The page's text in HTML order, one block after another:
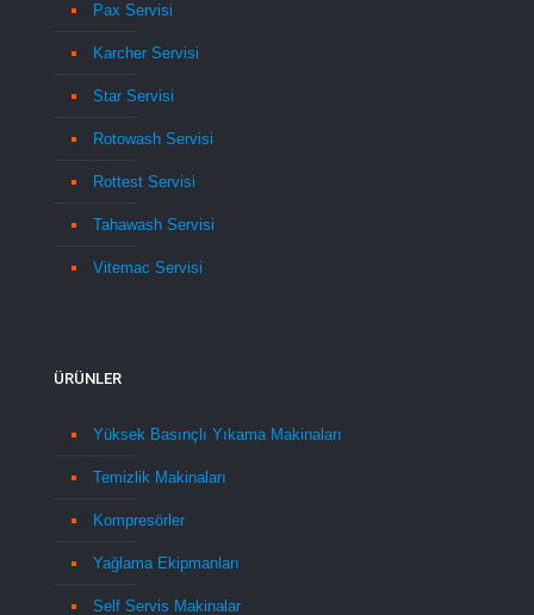
Pax Servisi
Karcher Servisi
Star Servisi
Rotowash Servisi
Rottest Servisi
Tahawash Servisi
Vitemac Servisi
ÜRÜNLER
Yüksek Basınçlı Yıkama Makinaları
Temizlik Makinaları
Kompresörler
Yağlama Ekipmanları
Self Servis Makinalar